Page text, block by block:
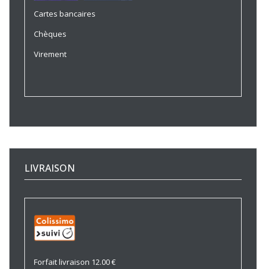
Cartes bancaires
Chèques
Virement
LIVRAISON
Forfait livraison 12.00 €